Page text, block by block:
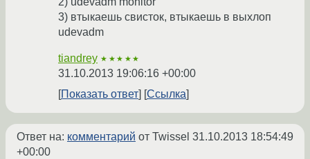
3) втыкаешь свисток, втыкаешь в выхлоп
udevadm
tiandrey ★★★★★
31.10.2013 19:06:16 +00:00
Показать ответ
Ссылка
Ответ на: комментарий от Twissel 31.10.2013 18:54:49
+00:00